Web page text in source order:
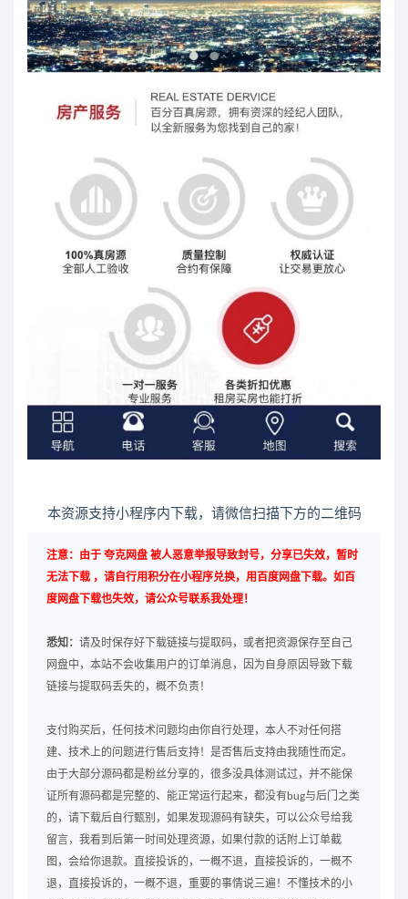
本资源支持小程序内下载，请微信扫描下方的二维码
注意：由于 夸克网盘 被人恶意举报导致封号，分享已失效，暂时
无法下载 ，请自行用积分在小程序兑换，用百度网盘下载。如百
度网盘下载也失效，请公众号联系我处理！
悉知： 请及时保存好下载链接与提取码，或者把资源保存至自己
网盘中，本站不会收集用户的订单消息，因为自身原因导致下载
链接与提取码丢失的，概不负责！
支付购买后，任何技术问题均由你自行处理，本人不对任何搭
建、技术上的问题进行售后支持！是否售后支持由我随性而定。
由于大部分源码都是粉丝分享的，很多没具体测试过，并不能保
证所有源码都是完整的、能正常运行起来，都没有bug与后门之类
的，请下载后自行甄别，如果发现源码有缺失，可以公众号给我
留言，我看到后第一时间处理资源，如果付款的话附上订单截
图，会给你退款。直接投诉的，一概不退，直接投诉的，一概不
退，直接投诉的，一概不退，重要的事情说三遍！不懂技术的小